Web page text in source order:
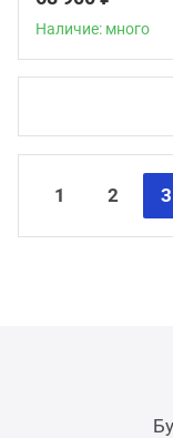
Наличие: много
1 2 3